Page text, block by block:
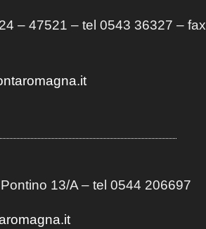
– 47521 – tel 0543 36327 – fax
13/A– tel 0544 206697